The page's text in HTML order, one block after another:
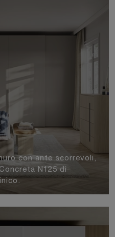
con ante scorrevoli,
N125 di